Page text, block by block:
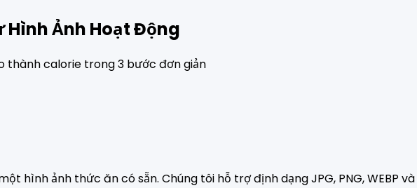
Ảnh Hoạt Động
thành calorie trong 3 bước đơn giản
hình ảnh thức ăn có sẵn. Chúng tôi hỗ trợ định dạng JPG, PNG, WEBP và